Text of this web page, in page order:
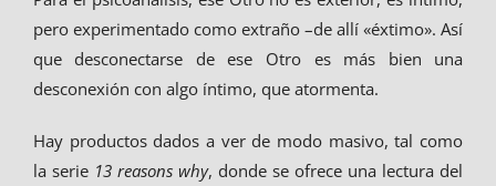
pero experimentado como extraño –de allí «éxtimo». Así
que desconectarse de ese Otro es más bien una
desconexión con algo íntimo, que atormenta.
Hay productos dados a ver de modo masivo, tal como
la serie 13 reasons why, donde se ofrece una lectura del